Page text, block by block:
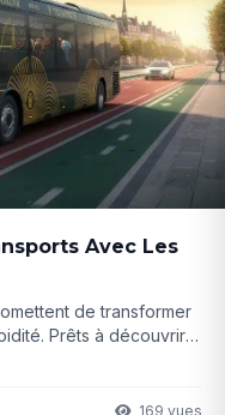
Avec Les
de transformer
Prêts à découvrir
169 vues